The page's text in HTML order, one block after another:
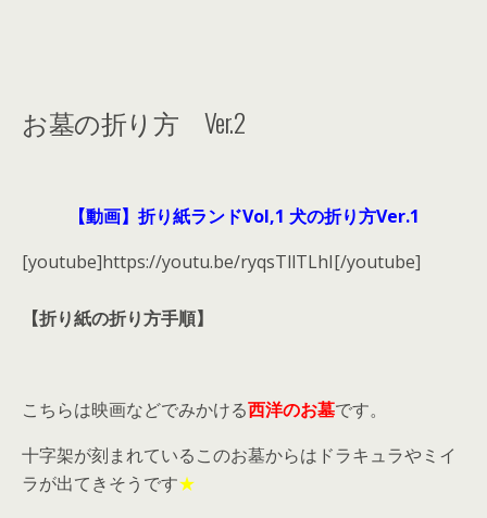
お墓の折り方 Ver.2
【動画】折り紙ランドVol,1 犬の折り方Ver.1
[youtube]https://youtu.be/ryqsTllTLhI[/youtube]
【折り紙の折り方手順】
こちらは映画などでみかける西洋のお墓です。
十字架が刻まれているこのお墓からはドラキュラやミイ
ラが出てきそうです★